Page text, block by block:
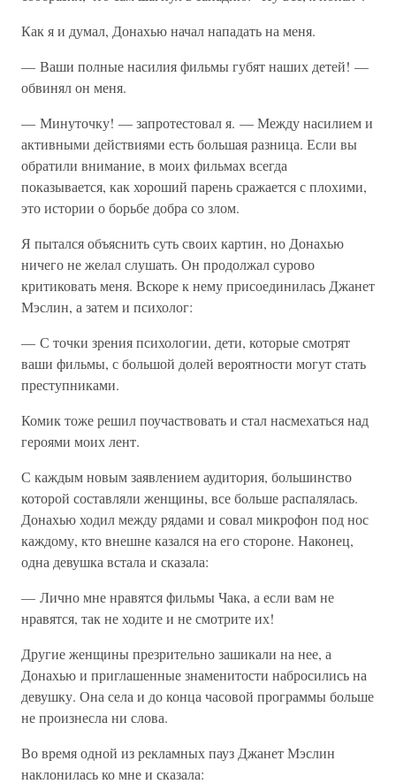
Как я и думал, Донахью начал нападать на меня.
— Ваши полные насилия фильмы губят наших детей! —
обвинял он меня.
— Минуточку! — запротестовал я. — Между насилием и
активными действиями есть большая разница. Если вы
обратили внимание, в моих фильмах всегда
показывается, как хороший парень сражается с плохими,
это истории о борьбе добра со злом.
Я пытался объяснить суть своих картин, но Донахью
ничего не желал слушать. Он продолжал сурово
критиковать меня. Вскоре к нему присоединилась Джанет
Мэслин, а затем и психолог:
— С точки зрения психологии, дети, которые смотрят
ваши фильмы, с большой долей вероятности могут стать
преступниками.
Комик тоже решил поучаствовать и стал насмехаться над
героями моих лент.
С каждым новым заявлением аудитория, большинство
которой составляли женщины, все больше распалялась.
Донахью ходил между рядами и совал микрофон под нос
каждому, кто внешне казался на его стороне. Наконец,
одна девушка встала и сказала:
— Лично мне нравятся фильмы Чака, а если вам не
нравятся, так не ходите и не смотрите их!
Другие женщины презрительно зашикали на нее, а
Донахью и приглашенные знаменитости набросились на
девушку. Она села и до конца часовой программы больше
не произнесла ни слова.
Во время одной из рекламных пауз Джанет Мэслин
наклонилась ко мне и сказала: